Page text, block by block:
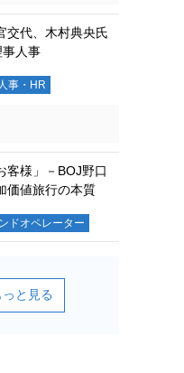
交代、木村典央氏
人事
事・HR
客様」－BOJ野口
価値旅行の本質
ドオペレーター